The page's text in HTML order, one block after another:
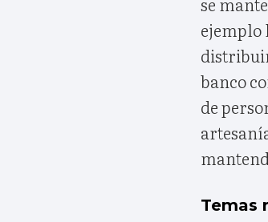
ejemplo
banco
de
Temas